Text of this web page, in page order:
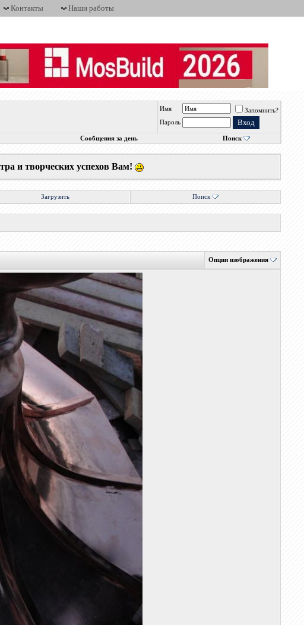
Контакты Наши работы
Имя
Запомнить?
Пароль
Сообщения за день Поиск
и творческих успехов Вам!
Загрузить Поиск
Опции изображения